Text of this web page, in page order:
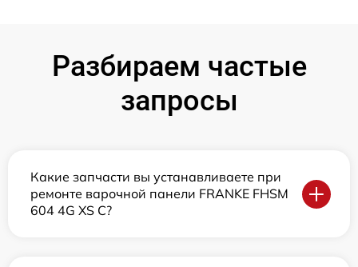
Разбираем частые
запросы
Какие запчасти вы устанавливаете при
ремонте варочной панели FRANKE FHSM
604 4G XS C?